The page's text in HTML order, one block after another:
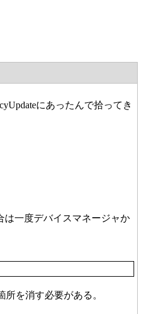
にあったんで拾ってき
は一度デバイスマネージャか
を消す必要がある。